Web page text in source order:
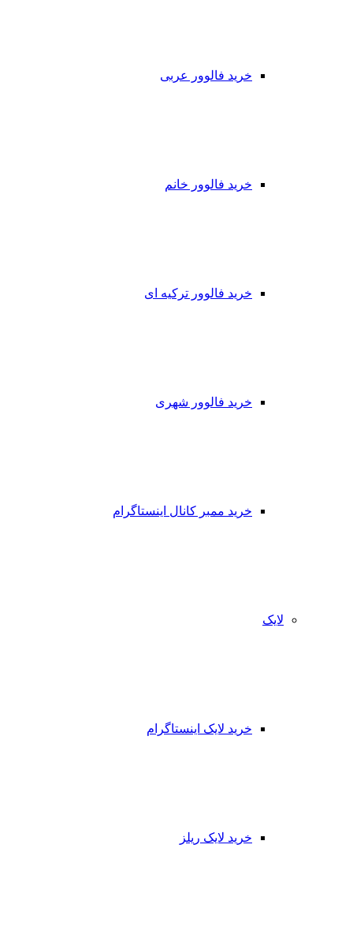
خرید فالوور عربی
خرید فالوور خانم
خرید فالوور ترکیه ای
خرید فالوور شهری
خرید ممبر کانال اینستاگرام
لایک
خرید لایک اینستاگرام
خرید لایک ریلز